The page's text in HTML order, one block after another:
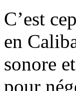
C’est
en
sonore
pour